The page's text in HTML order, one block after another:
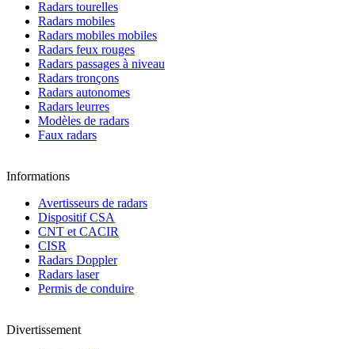
Radars tourelles
Radars mobiles
Radars mobiles mobiles
Radars feux rouges
Radars passages à niveau
Radars tronçons
Radars autonomes
Radars leurres
Modèles de radars
Faux radars
Informations
Avertisseurs de radars
Dispositif CSA
CNT et CACIR
CISR
Radars Doppler
Radars laser
Permis de conduire
Divertissement